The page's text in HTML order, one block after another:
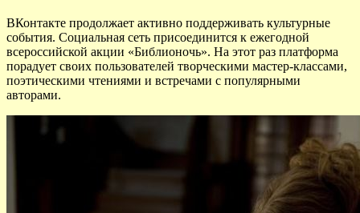
ВКонтакте продолжает активно поддерживать культурные
события. Социальная сеть присоединится к ежегодной
всероссийской акции «Библионочь». На этот раз платформа
порадует своих пользователей творческими мастер-классами,
поэтическими чтениями и встречами с популярными
авторами.